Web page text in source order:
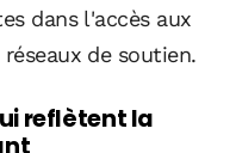
dans l'accès aux
de soutien.
reflètent la